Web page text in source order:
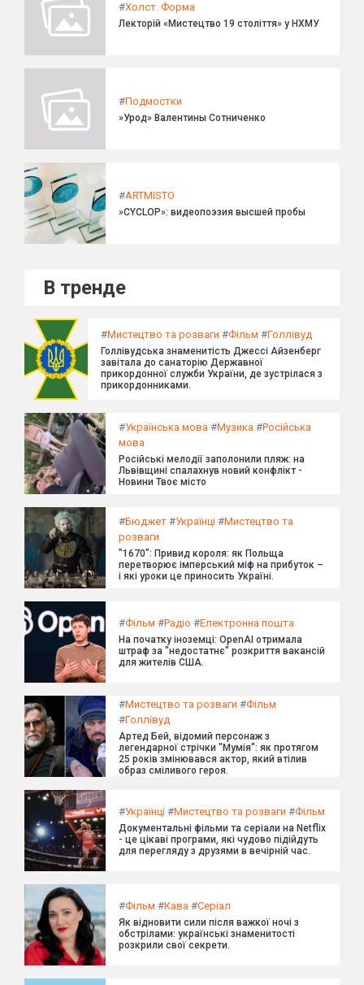
#Холст. Форма
Лекторій «Мистецтво 19 століття» у НХМУ
#Подмостки
»Урод» Валентины Сотниченко
#ARTMISTO
»CYCLOP»: видеопоэзия высшей пробы
В тренде
#Мистецтво та розваги #Фільм #Голлівуд
Голлівудська знаменитість Джессі Айзенберг
завітала до санаторію Державної
прикордонної служби України, де зустрілася з
прикордонниками.
#Українська мова #Музика #Російська
мова
Російські мелодії заполонили пляж: на
Львівщині спалахнув новий конфлікт -
Новини Твоє місто
#Бюджет #Українці #Мистецтво та
розваги
"1670": Привид короля: як Польща
перетворює імперський міф на прибуток –
і які уроки це приносить Україні.
#Фільм #Радіо #Електронна пошта
На початку іноземці: OpenAI отримала
штраф за "недостатнє" розкриття вакансій
для жителів США.
#Мистецтво та розваги #Фільм
#Голлівуд
Артед Бей, відомий персонаж з
легендарної стрічки "Мумія": як протягом
25 років змінювався актор, який втілив
образ сміливого героя.
#Українці #Мистецтво та розваги #Фільм
Документальні фільми та серіали на Netflix
- це цікаві програми, які чудово підійдуть
для перегляду з друзями в вечірній час.
#Фільм #Кава #Серіал
Як відновити сили після важкої ночі з
обстрілами: українські знаменитості
розкрили свої секрети.